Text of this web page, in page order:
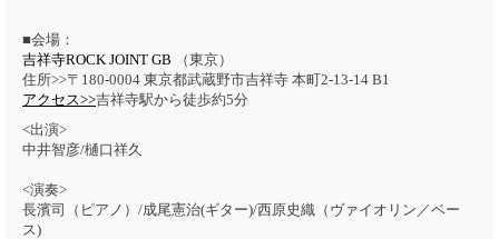
■会場：
吉祥寺ROCK JOINT GB （東京）
住所>>〒180-0004 東京都武蔵野市吉祥寺 本町2-13-14 B1
アクセス>>吉祥寺駅から徒歩約5分
<出演>
中井智彦/樋口祥久
<演奏>
長濱司（ピアノ）/成尾憲治(ギター)/西原史織（ヴァイオリン／ベー
ス)